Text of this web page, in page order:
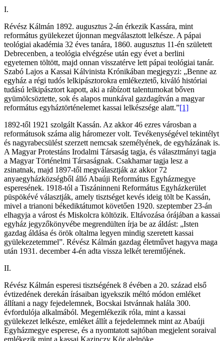
I.
Révész Kálmán 1892. augusztus 2-án érkezik Kassára, mint
református gyülekezet újonnan megválasztott lelkésze. A pápai
teológiai akadémia 32 éves tanára, 1860. augusztus 11-én született
Debrecenben, a teológia elvégzése után egy évet a berlini
egyetemen töltött, majd onnan visszatérve lett pápai teológiai tanár.
Szabó Lajos a Kassai Kálvinista Krónikában megjegyzi: „Benne az
egyház a régi tudós lelkipásztorokra emlékeztető, kiváló históriai
tudású lelkipásztort kapott, aki a rábízott talentumokat bőven
gyümölcsöztette, sok és alapos munkával gazdagítván a magyar
református egyháztörténelemet kassai lelkészsége alatt.”[1]
1892-től 1921 szolgált Kassán. Az akkor 46 ezres városban a
reformátusok száma alig háromezer volt. Tevékenységével tekintélyt
és nagyrabecsülést szerzett nemcsak személyének, de egyházának is.
A Magyar Protestáns Irodalmi Társaság tagja, és választmányi tagja
a Magyar Történelmi Társaságnak. Csakhamar tagja lesz a
zsinatnak, majd 1897-től megválasztják az akkor 72
anyaegyházközségből álló Abaúji Református Egyházmegye
esperesének. 1918-tól a Tiszáninneni Református Egyházkerület
püspökévé választják, amely tisztséget kevés ideig tölt be Kassán,
mivel a trianoni békediktátumot követően 1920. szeptember 23-án
elhagyja a várost és Miskolcra költözik. Eltávozása órájában a kassai
egyház jegyzőkönyvébe megrendülten írja be az áldást: „Isten
gazdag áldása és örök oltalma legyen mindig szeretett kassai
gyülekezetemmel”. Révész Kálmán gazdag életművet hagyva maga
után 1931. december 4-én adta vissza lelkét teremtőjének.
II.
Révész Kálmán esperesi tisztségének 8 évében a 20. század első
évtizedének derekán írásaiban igyekszik méltó módon emléket
állítani a nagy fejedelemnek, Bocskai Istvánnak halála 300.
évfordulója alkalmából. Megemlékezik róla, mint a kassai
gyülekezet lelkésze, emléket állít a fejedelemnek mint az Abaúji
Egyházmegye esperese, és a nyomtatott sajtóban megjelent soraival
emlékezik mint a kassai Kazinczy Kör alelnöke.